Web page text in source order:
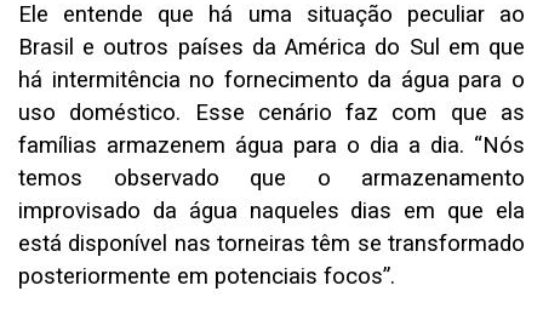
Ele entende que há uma situação peculiar ao
Brasil e outros países da América do Sul em que
há intermitência no fornecimento da água para o
uso doméstico. Esse cenário faz com que as
famílias armazenem água para o dia a dia. “Nós
temos observado que o armazenamento
improvisado da água naqueles dias em que ela
está disponível nas torneiras têm se transformado
posteriormente em potenciais focos”.